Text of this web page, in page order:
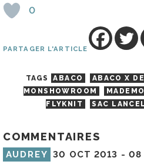
0
PARTAGER L'ARTICLE
TAGS ABACO ABACO X
MONSHOWROOM
FLYKNIT
SAC LANCEL
COMMENTAIRES
AUDREY 30 OCT 2013 - 08